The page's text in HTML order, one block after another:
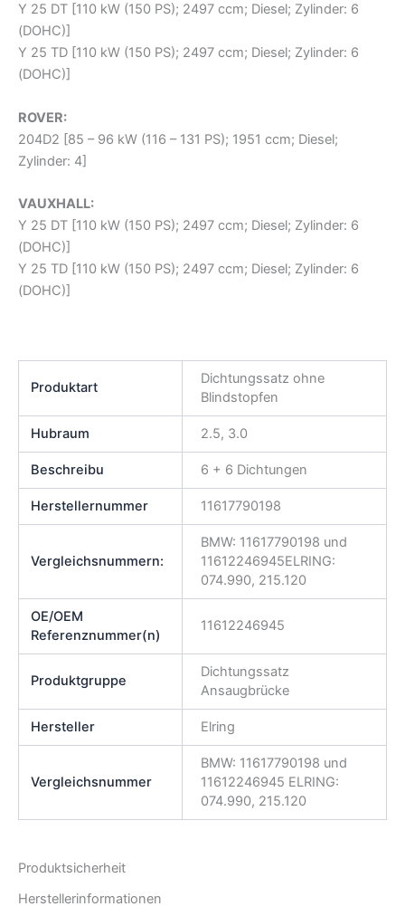
Y 25 DT [110 kW (150 PS); 2497 ccm; Diesel; Zylinder: 6
(DOHC)]
Y 25 TD [110 kW (150 PS); 2497 ccm; Diesel; Zylinder: 6
(DOHC)]
ROVER:
204D2 [85 – 96 kW (116 – 131 PS); 1951 ccm; Diesel;
Zylinder: 4]
VAUXHALL:
Y 25 DT [110 kW (150 PS); 2497 ccm; Diesel; Zylinder: 6
(DOHC)]
Y 25 TD [110 kW (150 PS); 2497 ccm; Diesel; Zylinder: 6
(DOHC)]
Produktart
Dichtungssatz ohne
Blindstopfen
Hubraum 2.5, 3.0
Beschreibu 6 + 6 Dichtungen
Herstellernummer 11617790198
Vergleichsnummern:
BMW: 11617790198 und
11612246945ELRING:
074.990, 215.120
OE/OEM
Referenznummer(n)
11612246945
Produktgruppe
Dichtungssatz
Ansaugbrücke
Hersteller Elring
Vergleichsnummer
BMW: 11617790198 und
11612246945 ELRING:
074.990, 215.120
Produktsicherheit
Herstellerinformationen